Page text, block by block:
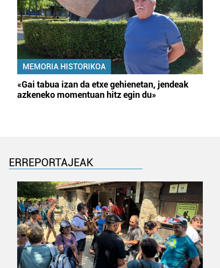
MEMORIA HISTORIKOA
«Gai tabua izan da etxe gehienetan, jendeak
azkeneko momentuan hitz egin du»
ERREPORTAJEAK